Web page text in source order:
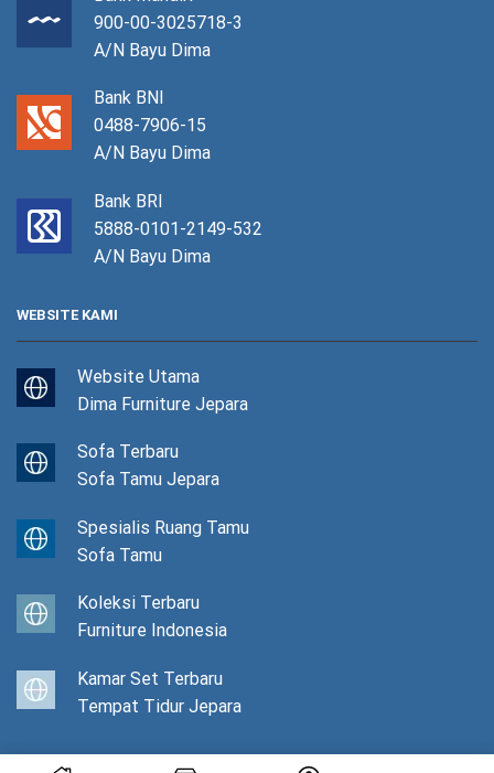
900-00-3025718-3
A/N Bayu Dima
Bank BNI
0488-7906-15
A/N Bayu Dima
Bank BRI
5888-0101-2149-532
A/N Bayu Dima
WEBSITE KAMI
Website Utama
Dima Furniture Jepara
Sofa Terbaru
Sofa Tamu Jepara
Spesialis Ruang Tamu
Sofa Tamu
Koleksi Terbaru
Furniture Indonesia
Kamar Set Terbaru
Tempat Tidur Jepara